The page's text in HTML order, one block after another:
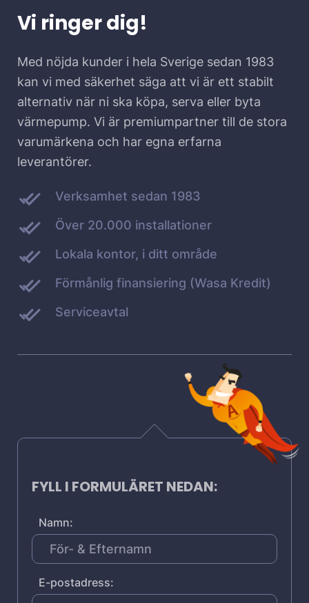
Vi ringer dig!
Med nöjda kunder i hela Sverige sedan 1983
kan vi med säkerhet säga att vi är ett stabilt
alternativ när ni ska köpa, serva eller byta
värmepump. Vi är premiumpartner till de stora
varumärkena och har egna erfarna
leverantörer.
Verksamhet sedan 1983
Över 20.000 installationer
Lokala kontor, i ditt område
Förmånlig finansiering (Wasa Kredit)
Serviceavtal
FYLL I FORMULÄRET NEDAN:
Namn:
E-postadress: